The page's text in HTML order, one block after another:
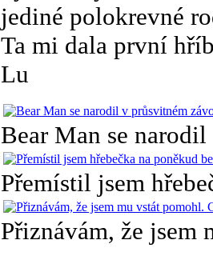
jediné polokrevné
Ta mi dala první
Lu
Bear Man se
Přemístil jsem
Přiznávám, že jsem